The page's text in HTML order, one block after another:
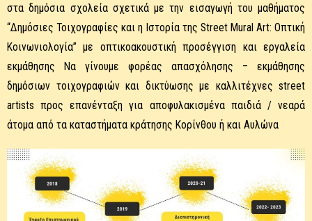
στα δημόσια σχολεία σχετικά με την εισαγωγή του μαθήματος
“Δημόσιες Τοιχογραφίες και η Ιστορία της Street Mural Art: Οπτική
Κοινωνιολογία” με οπτικοακουστική προσέγγιση και εργαλεία
εκμάθησης Να γίνουμε φορέας απασχόλησης – εκμάθησης
δημόσιων τοιχογραφιών και δικτύωσης με καλλιτέχνες street
artists προς επανένταξη για αποφυλακισμένα παιδιά / νεαρά
άτομα από τα καταστήματα κράτησης Κορίνθου ή και Αυλώνα